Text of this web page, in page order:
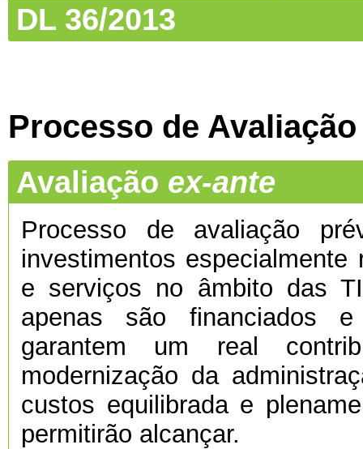
DL 36/2013
Processo de Avaliação
Avaliação ex-ante
Processo de avaliação
investimentos
e serviços no âmbito das
apenas são financiados
garantem um real
modernização da
custos equilibrada e
permitirão alcançar.